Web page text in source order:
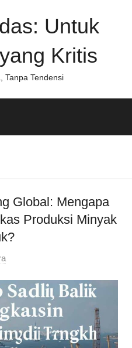
Untuk
Kritis
Tanpa Tendensi
Global: Mengapa
Produksi Minyak